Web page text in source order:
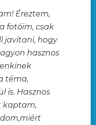
Éreztem,
fotóim, csak
javítani, hogy
hasznos
téma,
is. Hasznos
kaptam,